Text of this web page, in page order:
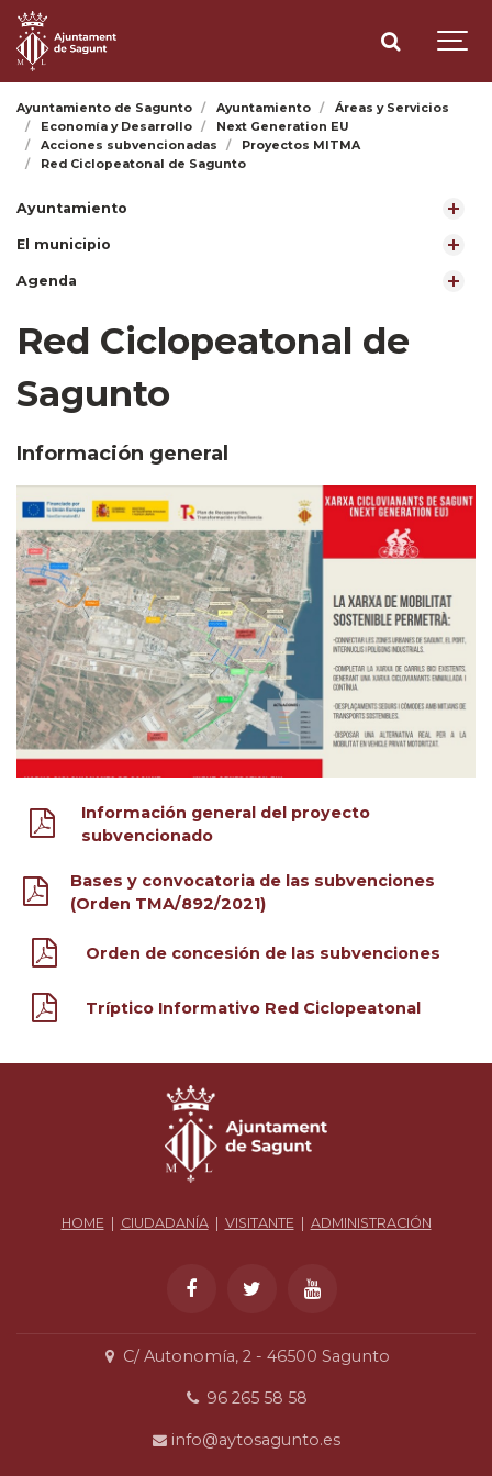
Ayuntamiento de Sagunto Ayuntamiento
Áreas y Servicios
Economía y Desarrollo
Next Generation EU
Acciones subvencionadas
Proyectos MITMA
Red Ciclopeatonal de Sagunto
Ayuntamiento
El municipio
Agenda
Red Ciclopeatonal de
Sagunto
Información general
Información general del proyecto
subvencionado
Bases y convocatoria de las subvenciones
(Orden TMA/892/2021)
Orden de concesión de las subvenciones
Tríptico Informativo Red Ciclopeatonal
HOME| CIUDADANÍA| VISITANTE| ADMINISTRACIÓN
C/ Autonomía, 2 - 46500 Sagunto
96 265 58 58
info@aytosagunto.es